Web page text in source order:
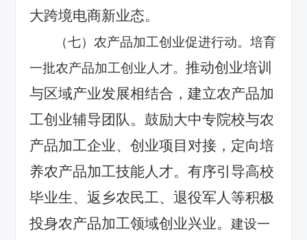
大跨境电商新业态。
（七）农产品加工创业促进行动。培育
一批农产品加工创业人才。推动创业培训
与区域产业发展相结合，建立农产品加
工创业辅导团队。鼓励大中专院校与农
产品加工企业、创业项目对接，定向培
养农产品加工技能人才。有序引导高校
毕业生、返乡农民工、退役军人等积极
投身农产品加工领域创业兴业。建设一